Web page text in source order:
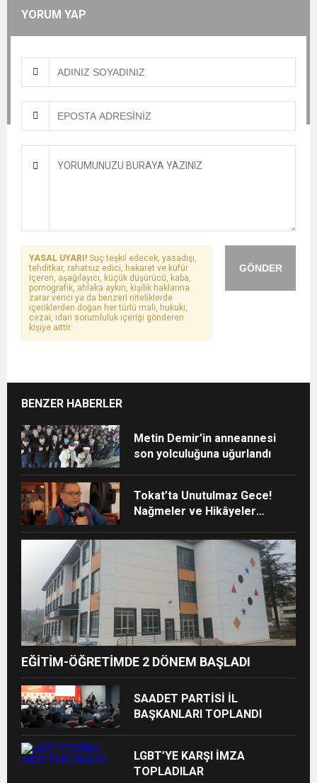
YORUM YAP
GÖNDER
YASAL UYARI! Suç teşkil edecek, yasadışı,
tehditkar, rahatsız edici, hakaret ve küfür
içeren, aşağılayıcı, küçük düşürücü, kaba,
pornografik, ahlaka aykırı, kişilik haklarına
zarar verici ya da benzeri niteliklerde
içeriklerden doğan her türlü mali, hukuki,
cezai, idari sorumluluk içeriği gönderen
kişiye aittir.
BENZER HABERLER
Metin Demir’in anneannesi
son yolculuğuna uğurlandı
Tokat’ta Unutulmaz Gece!
Nağmeler ve Hikâyeler
EĞİTİM-ÖĞRETİMDE 2 DÖNEM BAŞLADI
SAADET PARTİSİ İL
BAŞKANLARI TOPLANDI
LGBT’YE KARŞI İMZA
TOPLADILAR